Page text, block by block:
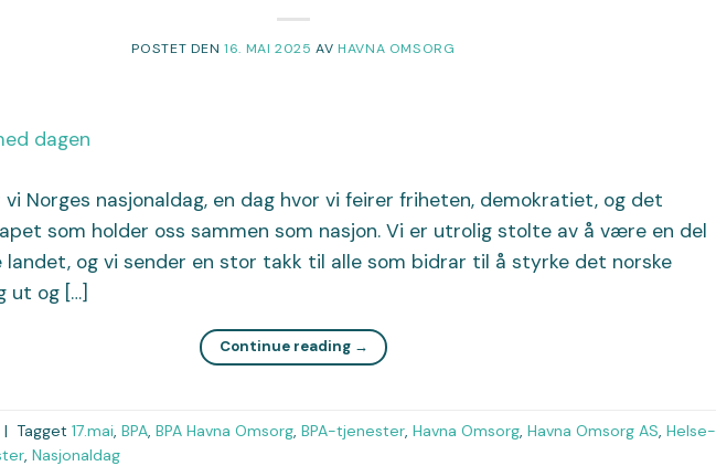
POSTET DEN16. MAI 2025 AVHAVNA OMSORG
vi Norges nasjonaldag, en dag hvor vi feirer friheten, demokratiet, og det
som holder oss sammen som nasjon. Vi er utrolig stolte av å være en del
landet, og vi sender en stor takk til alle som bidrar til å styrke det norske
ut og […]
Continue reading →
| Tagget 17.mai, BPA, BPA Havna Omsorg, BPA-tjenester, Havna Omsorg, Havna Omsorg AS, Helse-
, Nasjonaldag